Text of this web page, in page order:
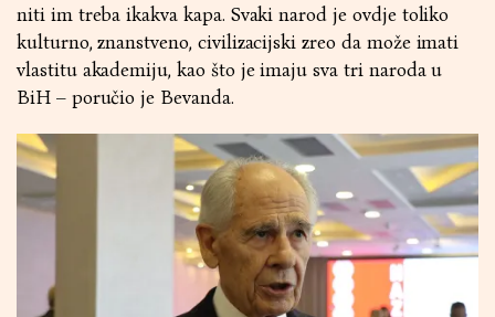
niti im treba ikakva kapa. Svaki narod je ovdje toliko
kulturno, znanstveno, civilizacijski zreo da može imati
vlastitu akademiju, kao što je imaju sva tri naroda u
BiH – poručio je Bevanda.